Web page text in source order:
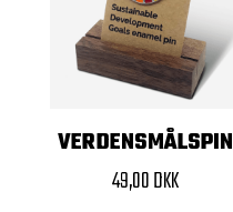
VERDENSMÅLSPIN
49,00DKK